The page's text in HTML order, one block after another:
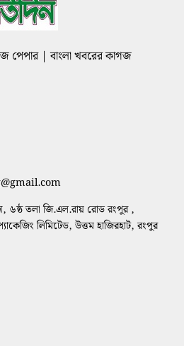
পেপার | বাংলা খবরের কাগজ
৬ষ্ঠ তলা জি.এল.রায় রোড রংপুর ,
লিমিটেড, উত্তম হাজিরহাট, রংপুর